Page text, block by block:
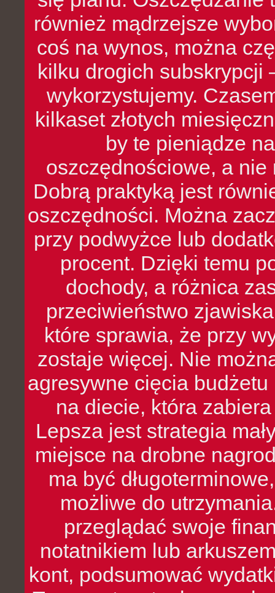
również mądrzejsze
coś na wynos, można
kilku drogich subskrypcji
wykorzystujemy.
kilkaset złotych
by te pieniądze
oszczędnościowe, a nie
Dobrą praktyką jest
oszczędności. Można
przy podwyżce lub
procent. Dzięki temu
dochody, a różnica
przeciwieństwo
które sprawia, że przy
zostaje więcej. Nie
agresywne cięcia
na diecie, która
Lepsza jest strategia
miejsce na drobne
ma być
możliwe do
przeglądać swoje
notatnikiem lub
kont, podsumować